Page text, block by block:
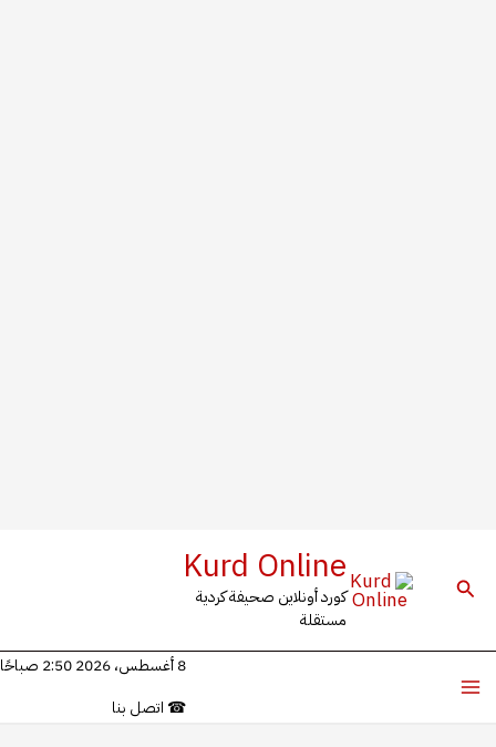
البحث Kurd Online
كورد أونلاين صحيفة كردية
مستقلة
8 أغسطس، 2026 2:50 صباحًا
☎اتصل بنا